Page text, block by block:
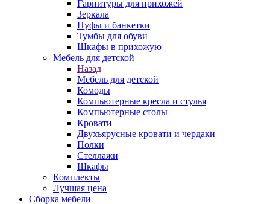
Гарнитуры для прихожей
Зеркала
Пуфы и банкетки
Тумбы для обуви
Шкафы в прихожую
Мебель для детской
Назад
Мебель для детской
Комоды
Компьютерные кресла и стулья
Компьютерные столы
Кровати
Двухъярусные кровати и чердаки
Полки
Стеллажи
Шкафы
Комплекты
Лучшая цена
Сборка мебели